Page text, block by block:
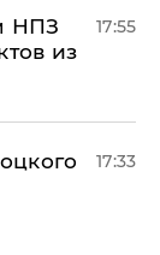
НПЗ
из
17:55
17:33